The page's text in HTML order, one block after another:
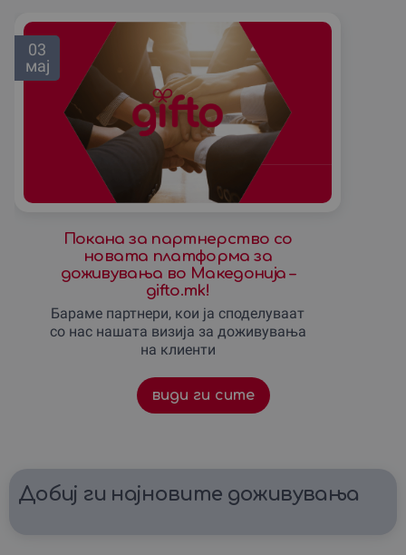
03
мај
Покана за партнерство со
новата платформа за
доживувања во Македонија –
gifto.mk!
Бараме партнери, кои ја споделуваат
со нас нашата визиjа за доживувања
на клиенти
види ги сите
Добиj ги наjновите доживувања